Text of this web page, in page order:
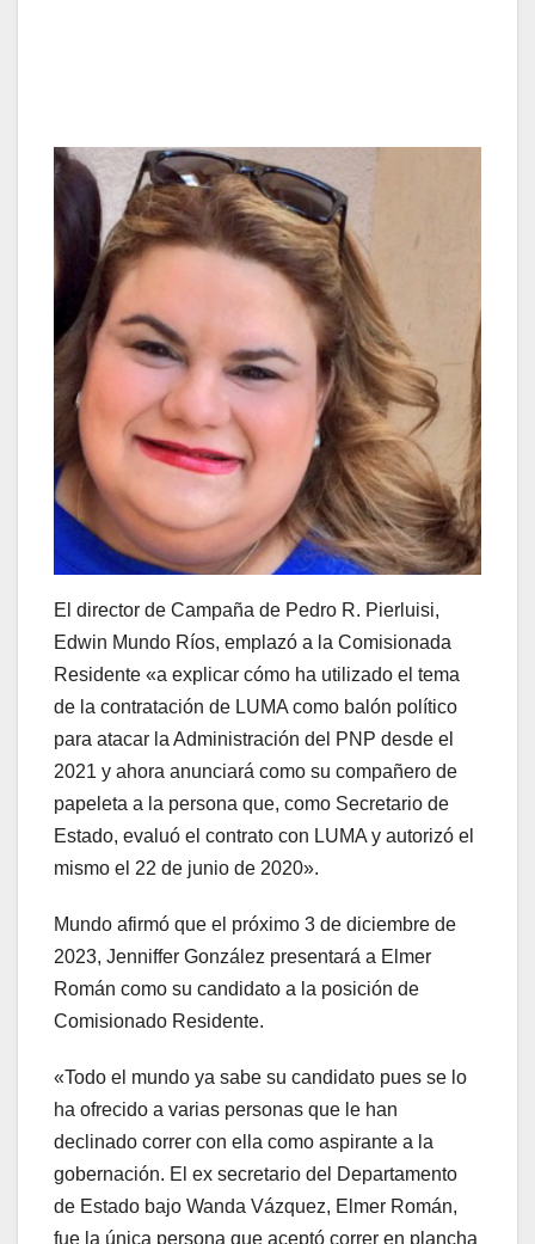
El director de Campaña de Pedro R. Pierluisi,
Edwin Mundo Ríos, emplazó a la Comisionada
Residente «a explicar cómo ha utilizado el tema
de la contratación de LUMA como balón político
para atacar la Administración del PNP desde el
2021 y ahora anunciará como su compañero de
papeleta a la persona que, como Secretario de
Estado, evaluó el contrato con LUMA y autorizó el
mismo el 22 de junio de 2020».
Mundo afirmó que el próximo 3 de diciembre de
2023, Jenniffer González presentará a Elmer
Román como su candidato a la posición de
Comisionado Residente.
«Todo el mundo ya sabe su candidato pues se lo
ha ofrecido a varias personas que le han
declinado correr con ella como aspirante a la
gobernación. El ex secretario del Departamento
de Estado bajo Wanda Vázquez, Elmer Román,
fue la única persona que aceptó correr en plancha